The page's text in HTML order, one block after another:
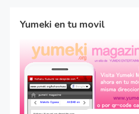
Yumeki en tu movil